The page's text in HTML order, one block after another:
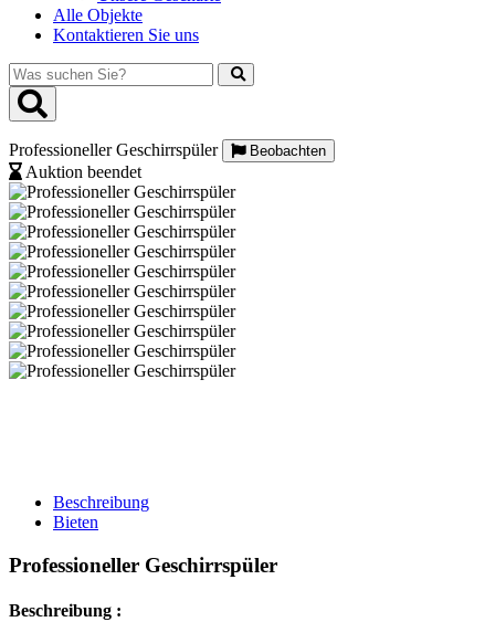
Alle Objekte
Kontaktieren Sie uns
Was
suchen
Sie?
Professioneller Geschirrspüler Beobachten
Auktion beendet
Beschreibung
Bieten
Professioneller Geschirrspüler
Beschreibung :